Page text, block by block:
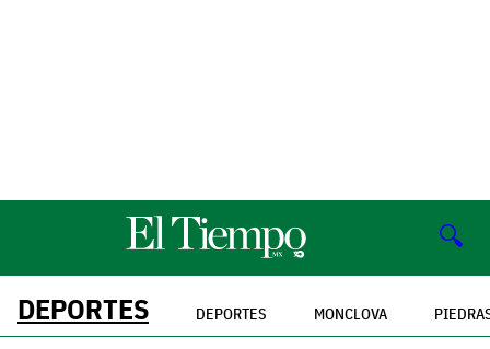
🔍
DEPORTES DEPORTES MONCLOVA